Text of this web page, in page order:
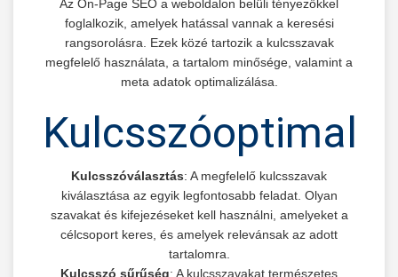
Az On-Page SEO a weboldalon belüli tényezőkkel
foglalkozik, amelyek hatással vannak a keresési
rangsorolásra. Ezek közé tartozik a kulcsszavak
megfelelő használata, a tartalom minősége, valamint a
meta adatok optimalizálása.
Kulcsszóválasztás: A megfelelő kulcsszavak
kiválasztása az egyik legfontosabb feladat. Olyan
szavakat és kifejezéseket kell használni, amelyeket a
célcsoport keres, és amelyek relevánsak az adott
tartalomra.
Kulcsszó sűrűség: A kulcsszavakat természetes